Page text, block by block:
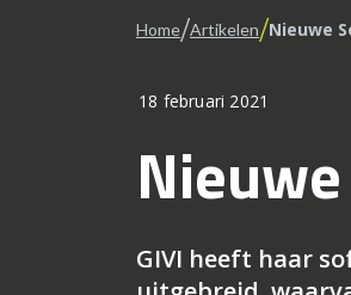
Home/Artikelen/Nieuwe
18 februari 2021
GIVI heeft haar